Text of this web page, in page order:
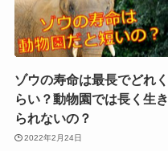
ゾウの寿命は最長でどれく
らい？動物園では長く生き
られないの？
2022年2月24日